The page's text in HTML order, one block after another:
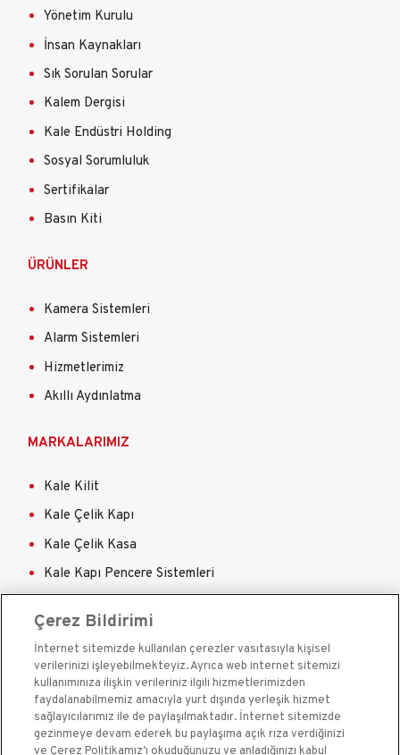
Yönetim Kurulu
İnsan Kaynakları
Sık Sorulan Sorular
Kalem Dergisi
Kale Endüstri Holding
Sosyal Sorumluluk
Sertifikalar
Basın Kiti
ÜRÜNLER
Kamera Sistemleri
Alarm Sistemleri
Hizmetlerimiz
Akıllı Aydınlatma
MARKALARIMIZ
Kale Kilit
Kale Çelik Kapı
Kale Çelik Kasa
Kale Kapı Pencere Sistemleri
Kale Güvenlik Sistemleri A.Ş. bir Kale Endüstri Holding
kuruluşudur.©2020
Çerez Bildirimi
İnternet sitemizde kullanılan çerezler vasıtasıyla kişisel
verilerinizi işleyebilmekteyiz. Ayrıca web internet sitemizi
kullanımınıza ilişkin verileriniz ilgili hizmetlerimizden
faydalanabilmemiz amacıyla yurt dışında yerleşik hizmet
sağlayıcılarımız ile de paylaşılmaktadır. İnternet sitemizde
gezinmeye devam ederek bu paylaşıma açık rıza verdiğinizi
ve Çerez Politikamız’ı okuduğunuzu ve anladığınızı kabul